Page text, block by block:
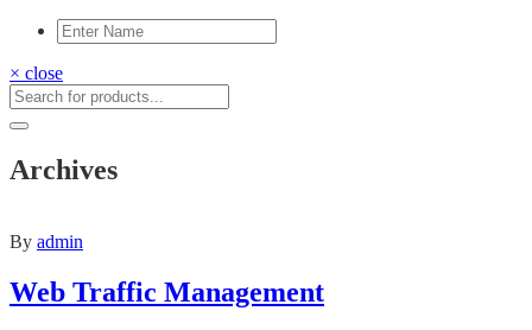
× close
Archives
By admin
Web Traffic Management